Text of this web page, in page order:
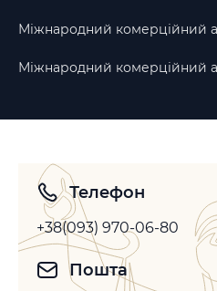
Міжнародний комерційний
Міжнародний комерційний
Телефон
+38(093) 970-06-80
Пошта